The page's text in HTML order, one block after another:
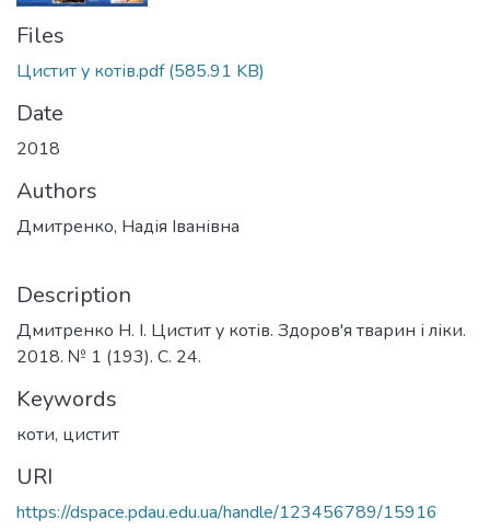
Files
Цистит у котів.pdf(585.91 KB)
Date
2018
Authors
Дмитренко, Надія Іванівна
Description
Дмитренко Н. І. Цистит у котів. Здоров'я тварин і ліки.
2018. № 1 (193). С. 24.
Keywords
коти, цистит
URI
https://dspace.pdau.edu.ua/handle/123456789/15916